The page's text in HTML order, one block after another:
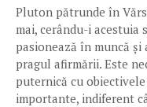
Pluton pătrunde în
mai, cerându-i acestuia
pasionează în muncă
pragul afirmării. Este
puternică cu
importante, indiferent